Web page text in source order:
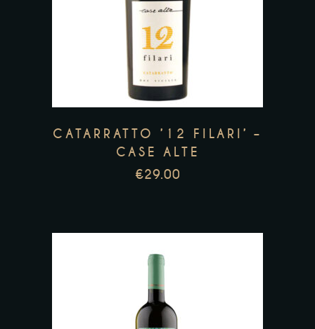
CATARRATTO ’12 FILARI’ –
CASE ALTE
€29.00